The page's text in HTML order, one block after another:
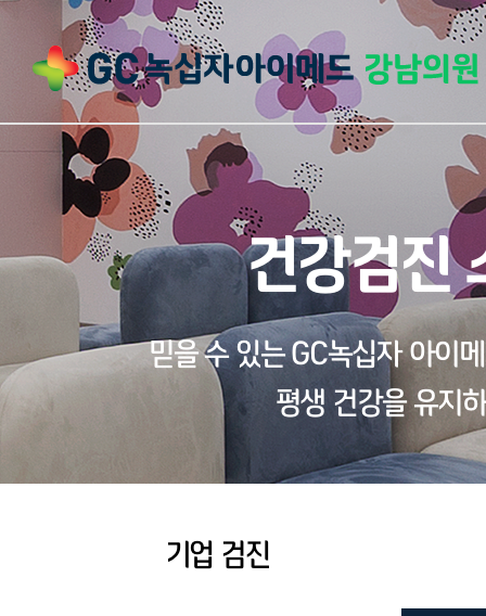
건강검진
믿을 수 있는 GC녹십자 아이
평생 건강을 유지
기업 검진